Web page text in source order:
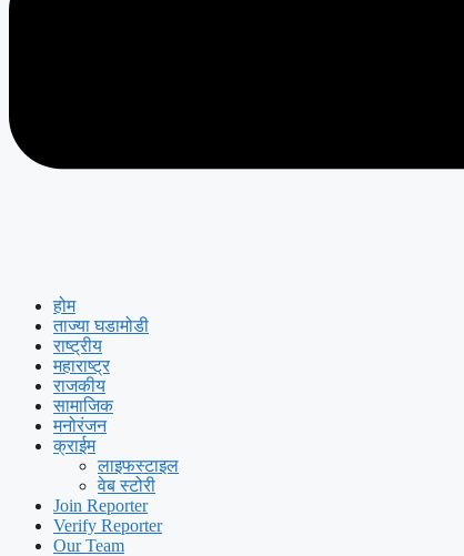
होम
ताज्या घडामोडी
राष्ट्रीय
महाराष्ट्र
राजकीय
सामाजिक
मनोरंजन
क्राईम
लाइफस्टाइल
वेब स्टोरी
Join Reporter
Verify Reporter
Our Team